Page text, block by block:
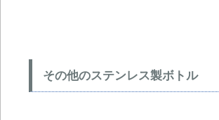
その他のステンレス製ボトル